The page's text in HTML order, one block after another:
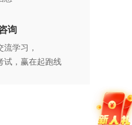
询
流学习，
试，赢在起跑线